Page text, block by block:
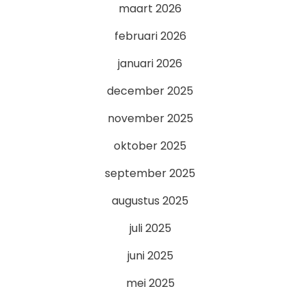
maart 2026
februari 2026
januari 2026
december 2025
november 2025
oktober 2025
september 2025
augustus 2025
juli 2025
juni 2025
mei 2025